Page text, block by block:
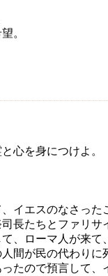
。
心を身につけよ。
イエスのなさった
長たちとファリサ
、ローマ人が来て
間が民の代わりに
たので預言して、